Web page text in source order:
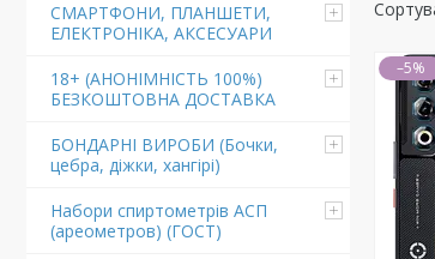
СМАРТФОНИ, ПЛАНШЕТИ,
ЕЛЕКТРОНІКА, АКСЕСУАРИ
18+ (АНОНІМНІСТЬ 100%)
БЕЗКОШТОВНА ДОСТАВКА
БОНДАРНІ ВИРОБИ (Бочки,
цебра, діжки, хангірі)
Набори спиртометрів АСП
(ареометров) (ГОСТ)
–5%